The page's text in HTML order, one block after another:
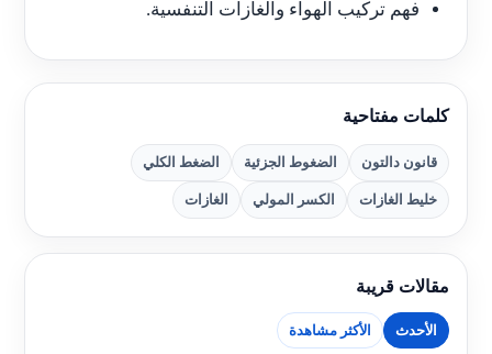
فهم تركيب الهواء والغازات التنفسية.
كلمات مفتاحية
قانون دالتون الضغوط الجزئية الضغط الكلي
خليط الغازات الكسر المولي الغازات
مقالات قريبة
الأحدث الأكثر مشاهدة